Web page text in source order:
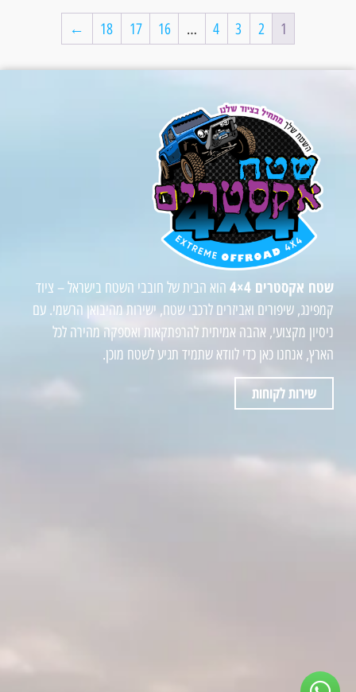
1
2
3
4
…
16
17
18
←
שטח אקסטרים 4×4
הוא הבית של חובבי השטח בישראל – ציוד
קמפינג, שיפורים ואביזרים לרכבי שטח, ישירות מהיבואן הרשמי. עם
ניסיון מקצועי, אהבה אמיתית להרפתקאות ואספקה מהירה לכל
הארץ, אנחנו כאן כדי לוודא שתמיד תגיע לשטח מוכן.
שירות לקוחות